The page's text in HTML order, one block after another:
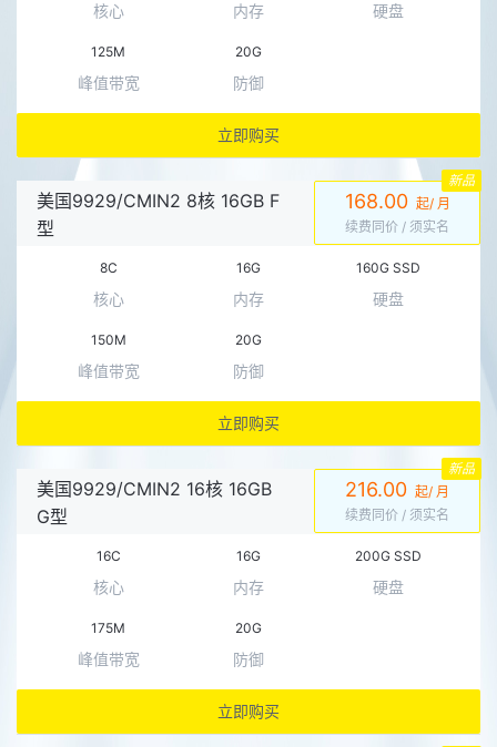
核心 内存 硬盘
125M
峰值带宽
20G
防御
立即购买
美国9929/CMIN2 8核 16GB F
型
8C
核心
16G
内存
160G SSD
硬盘
150M
峰值带宽
20G
防御
168.00 起/ 月
续费同价 / 须实名
新品
立即购买
美国9929/CMIN2 16核 16GB
G型
16C
核心
16G
内存
200G SSD
硬盘
175M
峰值带宽
20G
防御
216.00 起/ 月
续费同价 / 须实名
新品
立即购买